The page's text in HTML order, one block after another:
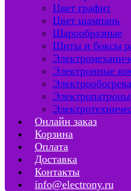
Цвет графит
Цвет шампань
Шарообразные
Щиты и боксы
Электронные
Электропатроны
Онлайн заказ
Корзина
Оплата
Доставка
Контакты
info@electrony.ru